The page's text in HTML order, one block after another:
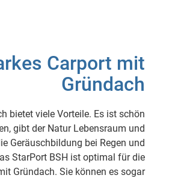
Carport mit
Gründach
bietet viele Vorteile. Es ist schön
gibt der Natur Lebensraum und
Geräuschbildung bei Regen und
StarPort BSH ist optimal für die
Gründach. Sie können es sogar